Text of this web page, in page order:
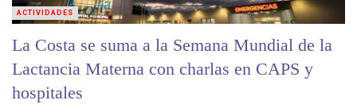
La Costa se suma a la Semana Mundial de la
Lactancia Materna con charlas en CAPS y
hospitales
ACTIVIDADES